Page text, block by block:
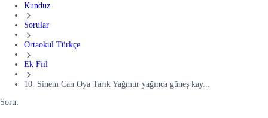
Kunduz
Sorular
Ortaokul Türkçe
Ek Fiil
10. Sinem Can Oya Tarık Yağmur yağınca güneş kay...
Soru: